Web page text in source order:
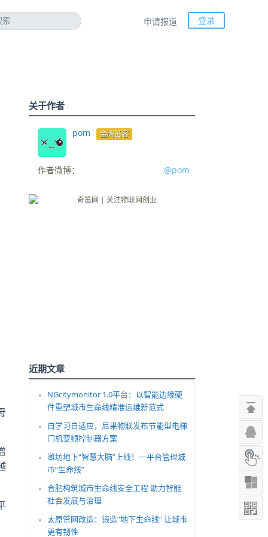
申请报道 登录
关于作者
pom 金牌笛客
作者微博： @pom
近期文章
NGcitymonitor 1.0平台：以智能边缘硬
件重塑城市生命线精准运维新范式
自学习自适应，尼果物联发布节能型电梯
门机变频控制器方案
潍坊地下“智慧大脑”上线！一平台管理城
市“生命线”
合肥构筑城市生命线安全工程 助力智能
社会发展与治理
太原管网改造：锻造“地下生命线” 让城市
更有韧性